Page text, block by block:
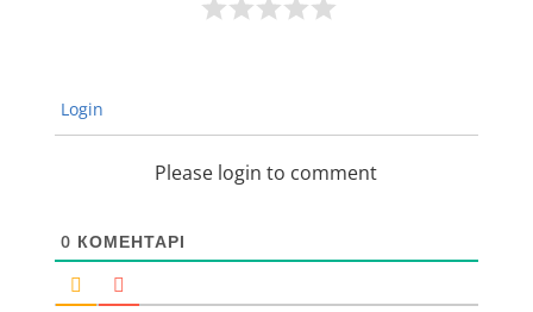
Login
Please login to comment
0 КОМЕНТАРІ